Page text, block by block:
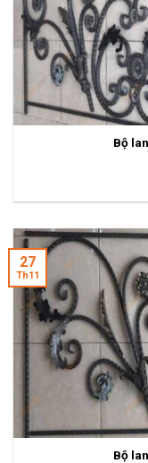
Bộ
Bộ
27
Th11